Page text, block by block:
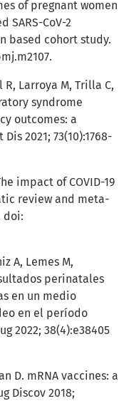
of pregnant women
CoV-2
based cohort study.
R, Larroya M, Trilla C,
syndrome
outcomes: a
2021; 73(10):1768-
impact of COVID-19
review and meta-
doi:
A, Lemes M,
perinatales
en un medio
en el período
2022; 38(4):e38405
D. mRNA vaccines: a
Discov 2018;